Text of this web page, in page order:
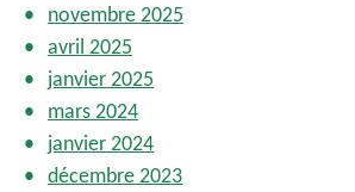
novembre 2025
avril 2025
janvier 2025
mars 2024
janvier 2024
décembre 2023